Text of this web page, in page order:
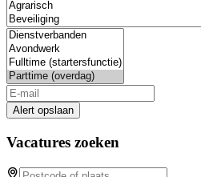
Alert opslaan
Vacatures zoeken